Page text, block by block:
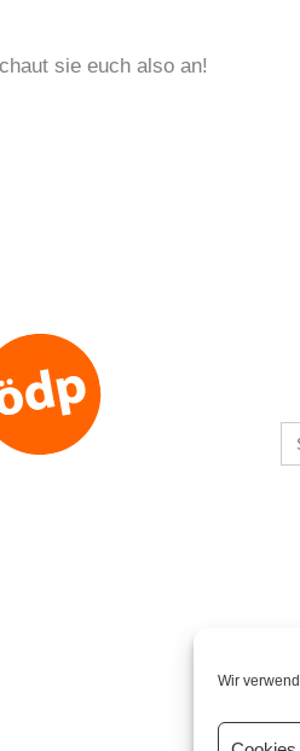
Wir
sie euch also an!